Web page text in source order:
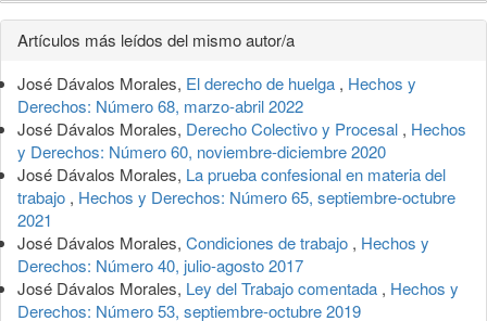
Detalles
del
artículo
Artículos más leídos del mismo autor/a
José Dávalos Morales, El derecho de huelga , Hechos y
Derechos: Número 68, marzo-abril 2022
José Dávalos Morales, Derecho Colectivo y Procesal , Hechos
y Derechos: Número 60, noviembre-diciembre 2020
José Dávalos Morales, La prueba confesional en materia del
trabajo , Hechos y Derechos: Número 65, septiembre-octubre
2021
José Dávalos Morales, Condiciones de trabajo , Hechos y
Derechos: Número 40, julio-agosto 2017
José Dávalos Morales, Ley del Trabajo comentada , Hechos y
Derechos: Número 53, septiembre-octubre 2019